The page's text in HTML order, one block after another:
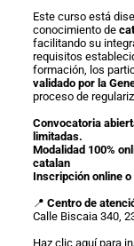
Este curso está
conocimiento de
facilitando su
requisitos
formación, los
validado por la
proceso de
Convocatoria
limitadas.
Modalidad 100%
catalan
Inscripción online
📍 Centro de
Calle Biscaia 340,
Haz clic aquí para